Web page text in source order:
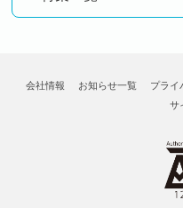
会社情報 お知らせ一覧 プライ
サ